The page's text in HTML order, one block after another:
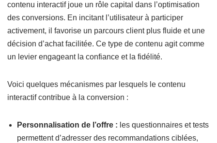
contenu interactif joue un rôle capital dans l’optimisation
des conversions. En incitant l’utilisateur à participer
activement, il favorise un parcours client plus fluide et une
décision d’achat facilitée. Ce type de contenu agit comme
un levier engageant la confiance et la fidélité.
Voici quelques mécanismes par lesquels le contenu
interactif contribue à la conversion :
Personnalisation de l’offre : les questionnaires et tests
permettent d’adresser des recommandations ciblées,